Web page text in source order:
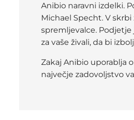
Anibio naravni izdelki.
Michael Specht. V
spremljevalce.
za vaše živali, da bi
Zakaj Anibio uporablja
največje zadovoljstvo